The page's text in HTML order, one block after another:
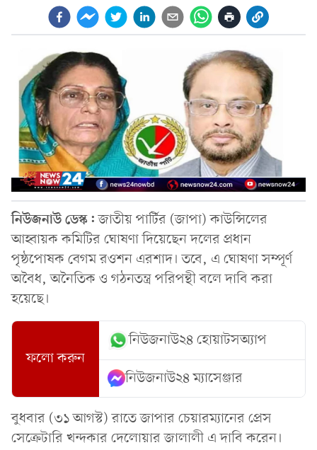
নিউজনাউ ডেস্ক:জাতীয় পার্টির (জাপা) কাউন্সিলের
আহ্বায়ক কমিটির ঘোষণা দিয়েছেন দলের প্রধান
পৃষ্ঠপোষক বেগম রওশন এরশাদ। তবে, এ ঘোষণা সম্পূর্ণ
অবৈধ, অনৈতিক ও গঠনতন্ত্র পরিপন্থী বলে দাবি করা
হয়েছে।
ফলো করুন
নিউজনাউ২৪ হোয়াটসঅ্যাপ
নিউজনাউ২৪ ম্যাসেঞ্জার
বুধবার (৩১ আগস্ট) রাতে জাপার চেয়ারম্যানের প্রেস
সেক্রেটারি খন্দকার দেলোয়ার জালালী এ দাবি করেন।